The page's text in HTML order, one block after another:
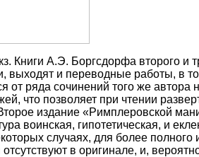
Книги А.Э. Боргсдорфа второго и
и переводные работы, в
ряда сочинений того же автора
что позволяет при чтении
издание «Римплеровской
воинская, гипотетическая, и
случаях, для более полного
в оригинале, и,